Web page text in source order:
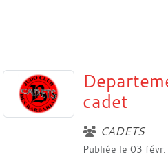
cadet
CADETS
Publiée le 03